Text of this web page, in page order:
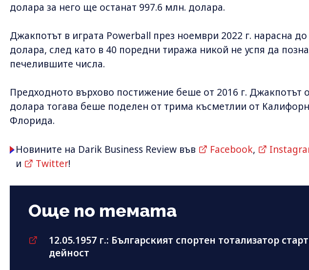
долара за него ще останат 997.6 млн. долара.
Джакпотът в играта Powerball през ноември 2022 г. нарасна
долара, след като в 40 поредни тиража никой не успя да
печелившите числа.
Предходното върхово постижение беше от 2016 г. Джакпотът
долара тогава беше поделен от трима късметлии от
Флорида.
Новините на Darik Business Review във Facebook,
и
Twitter!
Още по темата
12.05.1957 г.: Българският спортен тотализатор
дейност